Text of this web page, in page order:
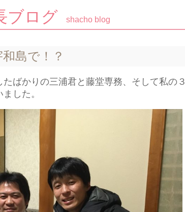
ブログ shacho blog
島で！？
ばかりの三浦君と藤堂専務、そして私の３
した。